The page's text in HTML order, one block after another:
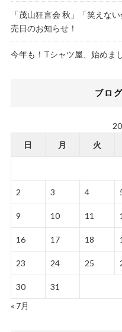
「茂山狂言会 秋」「笑えな
売日のお知らせ！
今年も！Tシャツ屋、始めま
ブロ
日
月 火
2 3 4
9 10 11
16 17 18
23 24 25
30
31
« 7月